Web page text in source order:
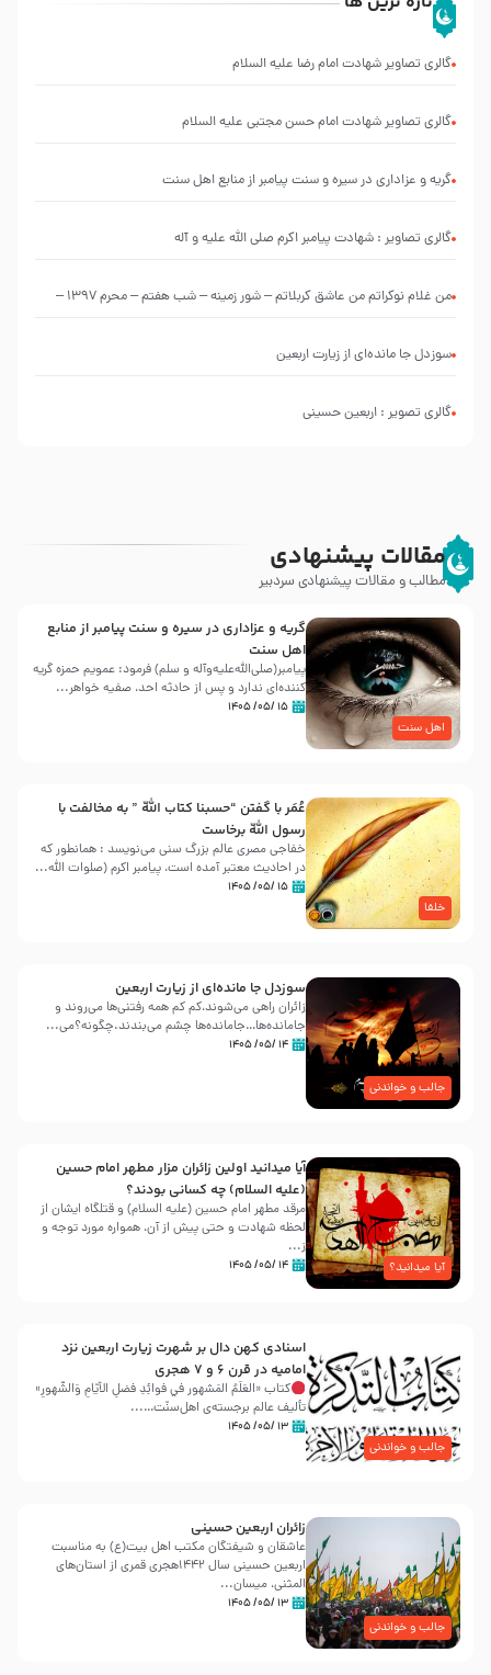
گالری تصاویر شهادت امام رضا علیه السلام
گالری تصاویر شهادت امام حسن مجتبی علیه السلام
گریه و عزاداری در سیره و سنت پیامبر از منابع اهل سنت
گالری تصاویر : شهادت پیامبر اکرم صلی الله علیه و آله
من غلام نوکراتم من عاشق کربلاتم – شور زمینه – شب هفتم – محرم 1397 –
سوزدل جا مانده‌ای از زیارت اربعین
گالری تصویر : اربعین حسینی
مقالات پیشنهادی
مطالب و مقالات پیشنهادی سردبیر
اهل سنت
گریه و عزاداری در سیره و سنت پیامبر از منابع
اهل سنت
پیامبر(صلی‌الله‌علیه‌وآله و سلم) فرمود: عمویم حمزه گریه
کننده‌ای ندارد و پس از حادثه احد، صفیه خواهر...
۱۵ /۰۵/ ۱۴۰۵
خلفا
عُمَر با گفتن “حسبنا كتاب اللّه ” به مخالفت با
رسول اللّه برخاست
خفاجی مصری عالم بزرگ سنی می‌نویسد : همانطور که
در احادیث معتبر آمده است، پیامبر اکرم (صلوات اللّه...
۱۵ /۰۵/ ۱۴۰۵
جالب و خواندنی
سوزدل جا مانده‌ای از زیارت اربعین
زائران راهی می‌شوند،کم‌ کم همه رفتنی‌ها می‌روند و
جامانده‌ها…جامانده‌ها چشم می‌بندند.چگونه؟می‌...
۱۴ /۰۵/ ۱۴۰۵
آیا میدانید؟
آیا میدانید اولین زائران مزار مطهر امام حسین
(علیه السلام) چه کسانی بودند؟
مرقد مطهر امام حسین (علیه السلام) و قتلگاه ایشان از
لحظه شهادت و حتی پیش از آن، همواره مورد توجه و
ز...
۱۴ /۰۵/ ۱۴۰۵
جالب و خواندنی
اسنادی کهن دال بر شهرت زیارت اربعین نزد
امامیه در قرن ۶ و ۷ هجری
کتاب «العَلَمُ المَشهور في فَوائِدِ فَضلِ الأيّامِ وَالشُّهورِ»
تألیف عالم برجسته‌ی اهل‌سنّت…...
۱۳ /۰۵/ ۱۴۰۵
جالب و خواندنی
زائران اربعین حسینی
عاشقان و شیفتگان مکتب اهل بیت(ع) به مناسبت
اربعین حسینی سال ۱۴۴۲هجری قمری از استان‌های
المثنی، میسان...
۱۳ /۰۵/ ۱۴۰۵